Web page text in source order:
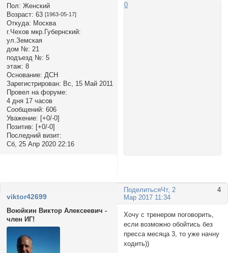
Пол: Женский
Возраст: 63 [1963-05-17]
Откуда: Москва
г.Чехов мкр.Губернский:
ул.Земская
дом №: 21
подъезд №: 5
этаж: 8
Основание: ДСН
Зарегистрирован: Вс, 15 Май 2011
Провел на форуме:
4 дня 17 часов
Сообщений: 606
Уважение: [+0/-0]
Позитив: [+0/-0]
Последний визит:
Сб, 25 Апр 2020 22:16
0
Поделиться 4
Чт, 2
Мар 2017 11:34
viktor42699
Воюйкин Виктор Алексеевич -
член ИГ!
Хочу с тренером поговорить,
если возможно обойтись без
пресса месяца 3, то уже начну
ходить))